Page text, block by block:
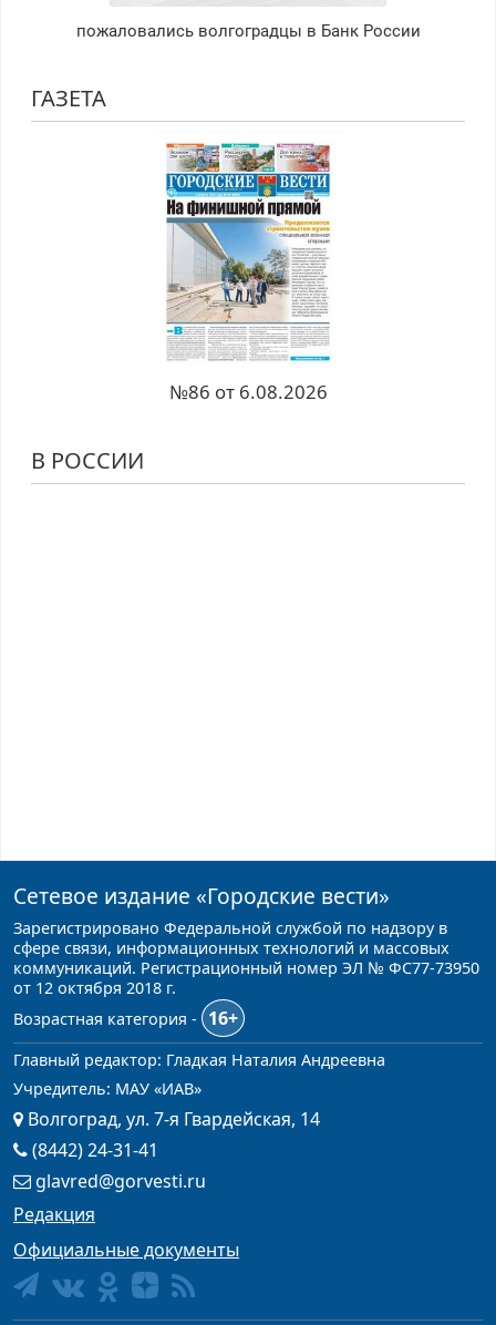
пожаловались волгоградцы в Банк России
ГАЗЕТА
№86 от 6.08.2026
В РОССИИ
Сетевое издание «Городские вести»
Зарегистрировано Федеральной службой по надзору в
сфере связи, информационных технологий и массовых
коммуникаций. Регистрационный номер ЭЛ № ФС77-73950
от 12 октября 2018 г.
Возрастная категория -
16+
Главный редактор: Гладкая Наталия Андреевна
Учредитель: МАУ «ИАВ»
Волгоград, ул. 7-я Гвардейская, 14
(8442) 24-31-41
glavred@gorvesti.ru
Редакция
Официальные документы